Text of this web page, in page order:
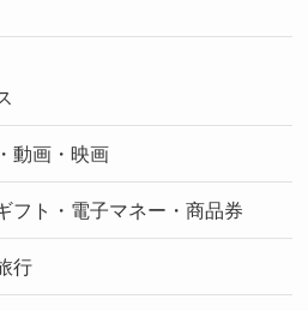
動画・映画
フト・電子マネー・商品券
行